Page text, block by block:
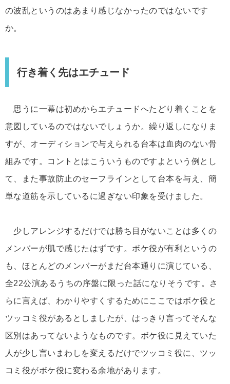
の波乱というのはあまり感じなかったのではないです
か。
行き着く先はエチュード
思うに一幕は初めからエチュードへたどり着くことを
意図しているのではないでしょうか。繰り返しになりま
すが、オーディションで与えられる台本は血肉のない骨
組みです。コントとはこういうものですよという例とし
て、また事故防止のセーフラインとして台本を与え、簡
単な道筋を示しているに過ぎない印象を受けました。
少しアレンジするだけでは勝ち目がないことは多くの
メンバーが肌で感じたはずです。ボケ役が有利というの
も、ほとんどのメンバーがまだ台本通りに演じている、
全22公演あるうちの序盤に限った話になりそうです。さ
らに言えば、わかりやすくするためにここではボケ役と
ツッコミ役があるとしましたが、はっきり言ってそんな
区別はあってないようなものです。ボケ役に見えていた
人が少し言いまわしを変えるだけでツッコミ役に、ツッ
コミ役がボケ役に変わる余地があります。